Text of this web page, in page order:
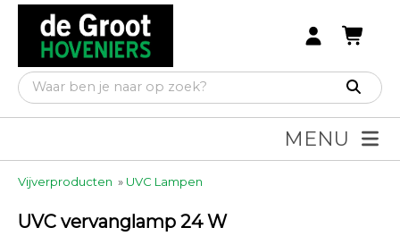
MENU
Vijverproducten » UVC Lampen
UVC vervanglamp 24 W